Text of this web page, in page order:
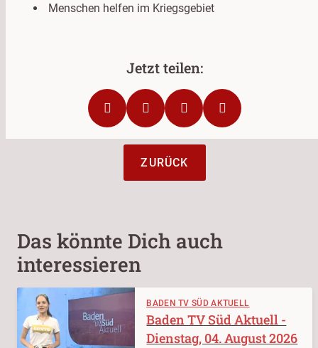
Menschen helfen im Kriegsgebiet
ZURÜCK
Das könnte Dich auch
interessieren
BADEN TV SÜD AKTUELL
Baden TV Süd Aktuell -
Dienstag, 04. August 2026